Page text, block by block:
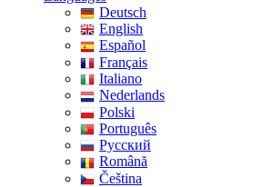
Deutsch
English
Español
Français
Italiano
Nederlands
Polski
Português
Pусский
Română
Čeština